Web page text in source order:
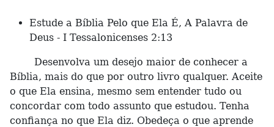
Estude a Bíblia Pelo que Ela É, A Palavra de
Deus - I Tessalonicenses 2:13
Desenvolva um desejo maior de conhecer a
Bíblia, mais do que por outro livro qualquer. Aceite
o que Ela ensina, mesmo sem entender tudo ou
concordar com todo assunto que estudou. Tenha
confiança no que Ela diz. Obedeça o que aprende